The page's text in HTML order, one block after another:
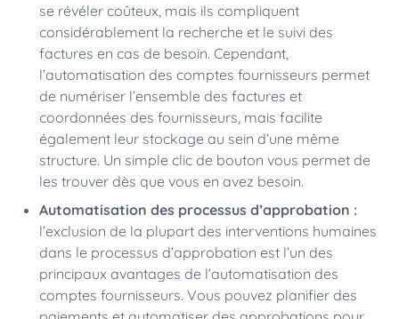
se révéler coûteux, mais ils compliquent
considérablement la recherche et le suivi des
factures en cas de besoin. Cependant,
l’automatisation des comptes fournisseurs permet
de numériser l’ensemble des factures et
coordonnées des fournisseurs, mais facilite
également leur stockage au sein d’une même
structure. Un simple clic de bouton vous permet de
les trouver dès que vous en avez besoin.
Automatisation des processus d’approbation :
l’exclusion de la plupart des interventions humaines
dans le processus d’approbation est l’un des
principaux avantages de l’automatisation des
comptes fournisseurs. Vous pouvez planifier des